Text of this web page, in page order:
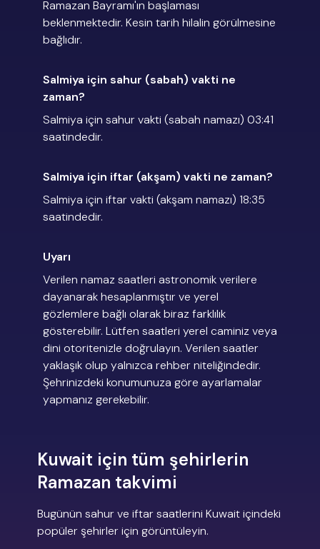
Ramazan Bayramı'ın başlaması
beklenmektedir. Kesin tarih hilalin görülmesine
bağlıdır.
Salmiya için sahur (sabah) vakti ne
zaman?
Salmiya için sahur vakti (sabah namazı) 03:41
saatindedir.
Salmiya için iftar (akşam) vakti ne zaman?
Salmiya için iftar vakti (akşam namazı) 18:35
saatindedir.
Uyarı
Verilen namaz saatleri astronomik verilere
dayanarak hesaplanmıştır ve yerel
gözlemlere bağlı olarak biraz farklılık
gösterebilir. Lütfen saatleri yerel caminiz veya
dini otoritenizle doğrulayın. Verilen saatler
yaklaşık olup yalnızca rehber niteliğindedir.
Şehrinizdeki konumunuza göre ayarlamalar
yapmanız gerekebilir.
Kuwait için tüm şehirlerin
Ramazan takvimi
Bugünün sahur ve iftar saatlerini Kuwait içindeki
popüler şehirler için görüntüleyin.